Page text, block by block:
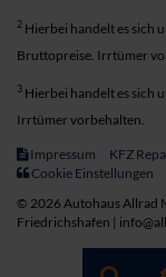
2 Hierbei handelt es sich
Bruttopreise. Irrtümer
3 Hierbei handelt es sich
Irrtümer vorbehalten.
Impressum KFZ
Cookie Einstellungen
© 2026 Autohaus Allrad
Friedrichshafen |